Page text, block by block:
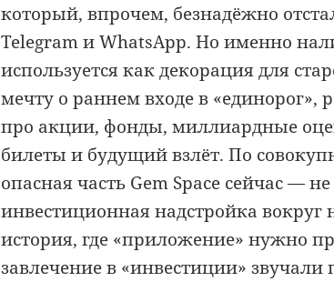
который, впрочем, безнадёжно
Telegram и WhatsApp. Но именно
используется как декорация для
мечту о раннем входе в «единорог»,
про акции, фонды, миллиардные
билеты и будущий взлёт. По
опасная часть Gem Space сейчас —
инвестиционная надстройка вокруг
история, где «приложение» нужно
завлечение в «инвестиции» звучали